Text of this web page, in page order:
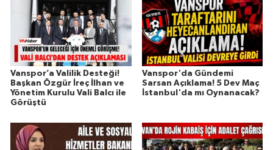
Vanspor’a Valilik Desteği!
Başkan Özgür İreç İlhan ve
Yönetim Kurulu Vali Balcı ile
Görüştü
Vanspor'da Gündemi
Sarsan Açıklama! 5 Dev Maç
İstanbul'da mı Oynanacak?